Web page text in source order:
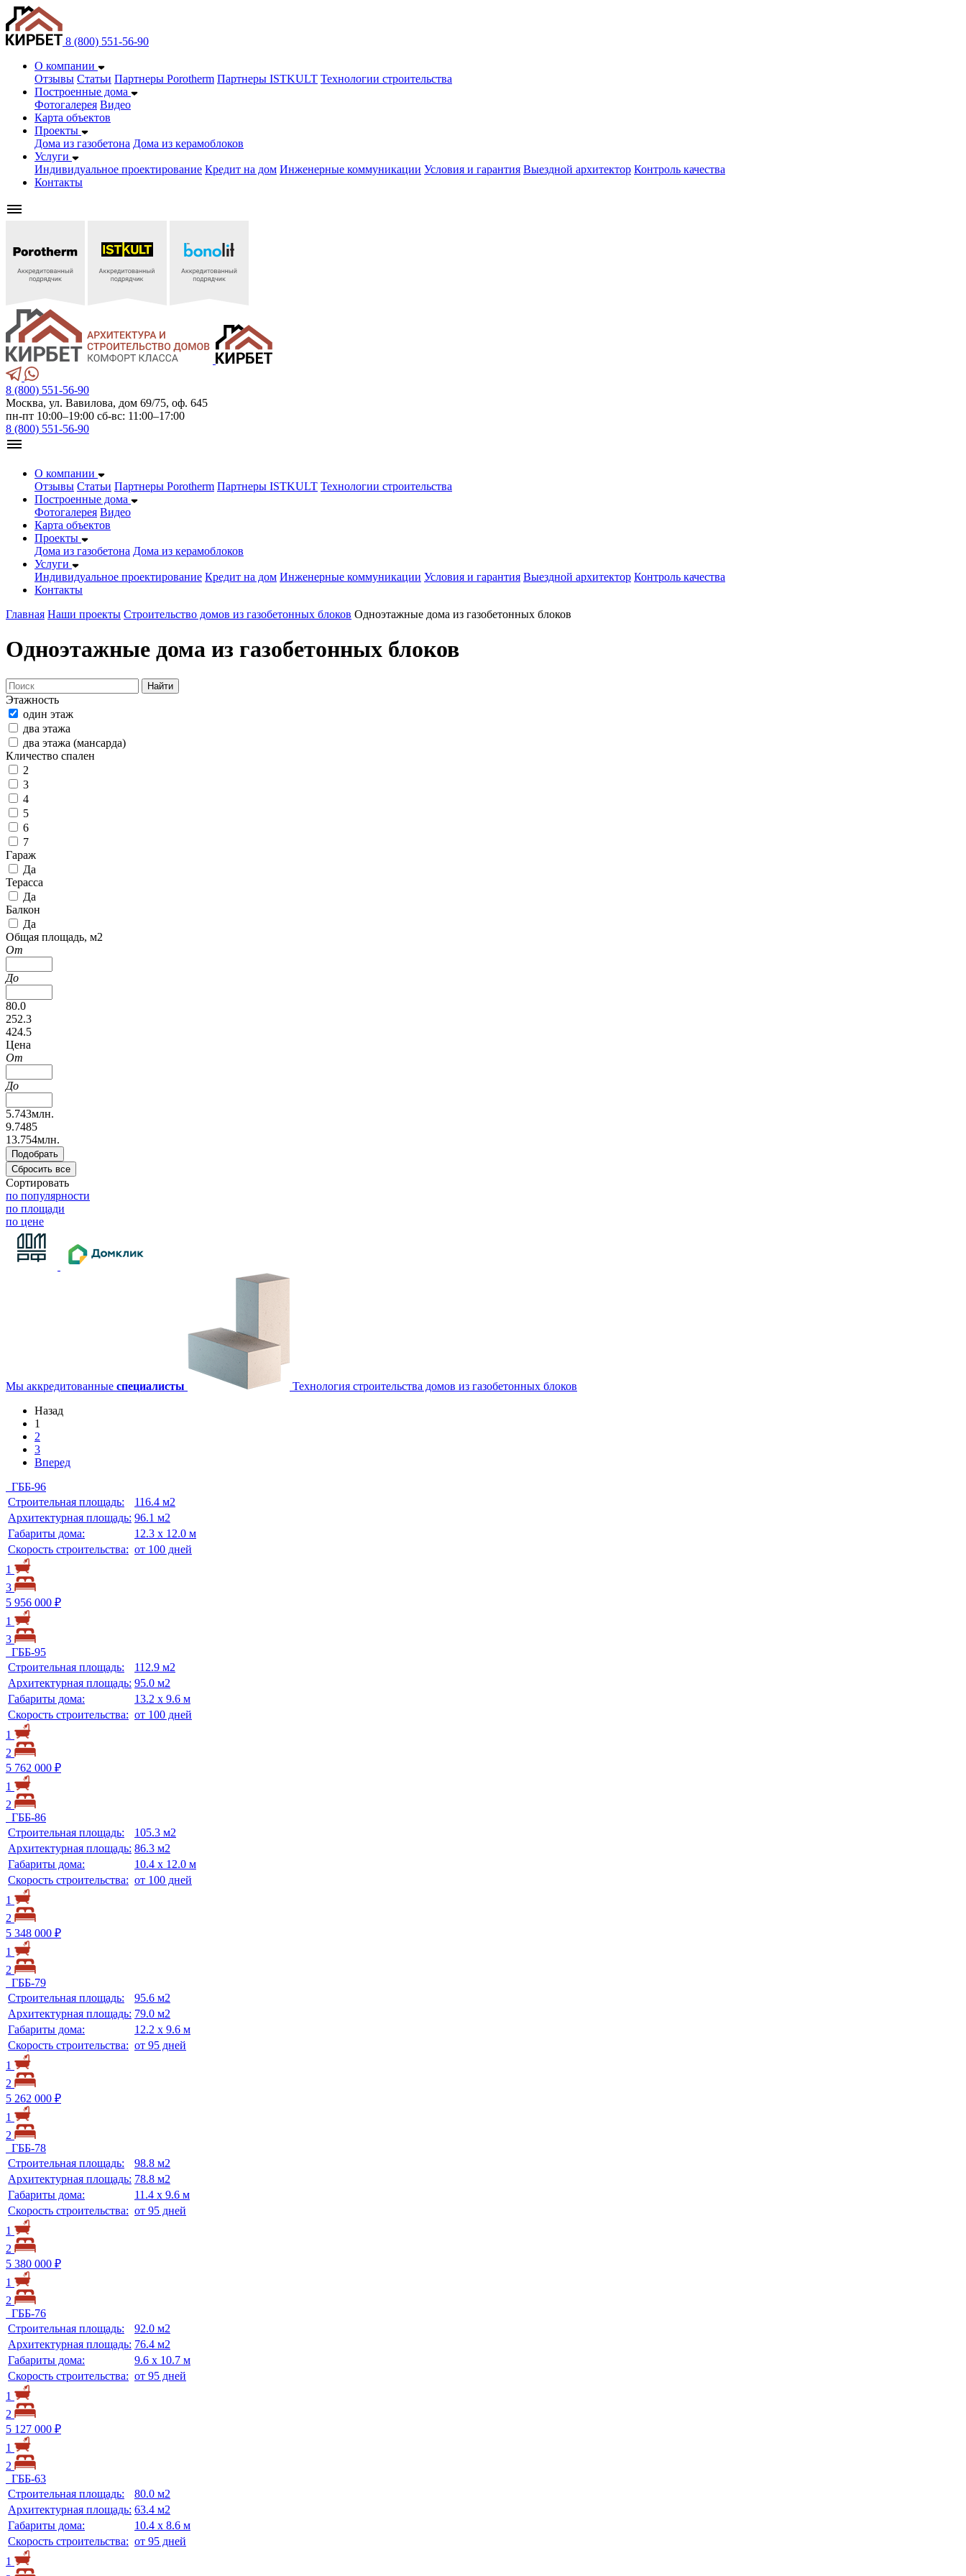
8 (800) 551-56-90
О компании
Отзывы Статьи Партнеры Porotherm Партнеры ISTKULT Технологии строительства
Построенные дома
Фотогалерея Видео
Карта объектов
Проекты
Дома из газобетонa Дома из керамоблоков
Услуги
Индивидуальное проектирование Кредит на дом Инженерные коммуникации Условия и гарантия Выездной архитектор Контроль качества
Контакты
8 (800) 551-56-90
Москва, ул. Вавилова, дом 69/75, оф. 645
пн-пт 10:00–19:00 сб-вс: 11:00–17:00
8 (800) 551-56-90
О компании
Отзывы Статьи Партнеры Porotherm Партнеры ISTKULT Технологии строительства
Построенные дома
Фотогалерея Видео
Карта объектов
Проекты
Дома из газобетонa Дома из керамоблоков
Услуги
Индивидуальное проектирование Кредит на дом Инженерные коммуникации Условия и гарантия Выездной архитектор Контроль качества
Контакты
Главная Наши проекты Строительство домов из газобетонных блоков Одноэтажные дома из газобетонных блоков
Одноэтажные дома из газобетонных блоков
Найти
Этажность
один этаж
два этажа
два этажа (мансарда)
Кличество спален
2
3
4
5
6
7
Гараж
Да
Терасса
Да
Балкон
Да
Общая площадь, м2
От
До
80.0
252.3
424.5
Цена
От
До
5.743млн.
9.7485
13.754млн.
Сортировать
по популярности
по площади
по цене
Мы аккредитованные специалисты
Технология строительства домов из газобетонных блоков
Назад
1
2
3
Вперед
ГББ-96
Строительная площадь:
116.4 м2
Архитектурная площадь: 96.1 м2
Габариты дома:
12.3 х 12.0 м
Скорость строительства: от 100 дней
1
3
5 956 000 ₽
1
3
ГББ-95
Строительная площадь:
112.9 м2
Архитектурная площадь: 95.0 м2
Габариты дома:
13.2 х 9.6 м
Скорость строительства: от 100 дней
1
2
5 762 000 ₽
1
2
ГББ-86
Строительная площадь:
105.3 м2
Архитектурная площадь: 86.3 м2
Габариты дома:
10.4 х 12.0 м
Скорость строительства: от 100 дней
1
2
5 348 000 ₽
1
2
ГББ-79
Строительная площадь:
95.6 м2
Архитектурная площадь: 79.0 м2
Габариты дома:
12.2 х 9.6 м
Скорость строительства: от 95 дней
1
2
5 262 000 ₽
1
2
ГББ-78
Строительная площадь:
98.8 м2
Архитектурная площадь: 78.8 м2
Габариты дома:
11.4 х 9.6 м
Скорость строительства: от 95 дней
1
2
5 380 000 ₽
1
2
ГББ-76
Строительная площадь:
92.0 м2
Архитектурная площадь: 76.4 м2
Габариты дома:
9.6 х 10.7 м
Скорость строительства: от 95 дней
1
2
5 127 000 ₽
1
2
ГББ-63
Строительная площадь:
80.0 м2
Архитектурная площадь: 63.4 м2
Габариты дома:
10.4 х 8.6 м
Скорость строительства: от 95 дней
1